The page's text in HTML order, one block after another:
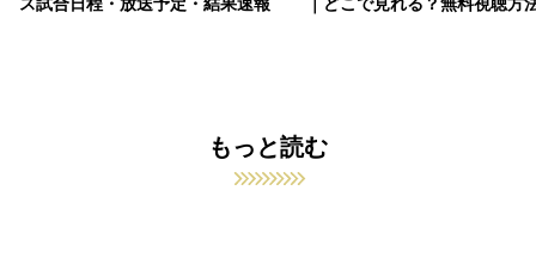
もっと読む